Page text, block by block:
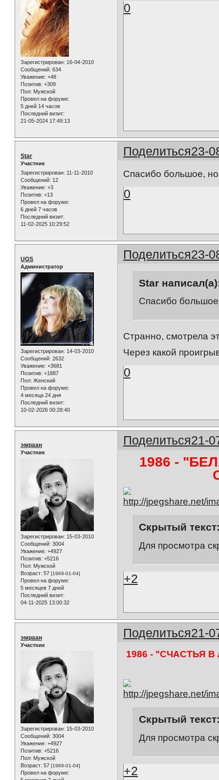
Зарегистрирован: 16-04-2010
Сообщений: 634
Уважение: +48
Позитив: +309
Пол: Мужской
Провел на форуме:
5 дней 14 часов
Последний визит:
21-05-2024 17:49:13
0
Поделиться23-
Star
Участник
Зарегистрирован: 11-11-2010
Сообщений: 12
Уважение: +3
Позитив: +13
Провел на форуме:
6 дней 7 часов
Последний визит:
11-02-2025 10:29:52
Спасибо большое, но
0
Поделиться23-
UGS
Администратор
Зарегистрирован: 14-03-2010
Сообщений: 2632
Уважение: +3681
Позитив: +1887
Пол: Женский
Провел на форуме:
4 месяца 24 дня
Последний визит:
10-02-2026 00:28:40
Star
Спасибо
Странно, смотрела
Через какой
0
Поделиться21-
эмраан
Участник
Зарегистрирован: 15-03-2010
Сообщений: 3004
Уважение: +4927
Позитив: +5216
Пол: Мужской
Возраст: 57 [1969-01-04]
Провел на форуме:
5 месяцев 7 дней
Последний визит:
04-11-2025 13:00:32
1986 -
Скрытый
Для просмотра
+2
Поделиться21-
эмраан
Участник
Зарегистрирован: 15-03-2010
Сообщений: 3004
Уважение: +4927
Позитив: +5216
Пол: Мужской
Возраст: 57 [1969-01-04]
Провел на форуме:
1986 - "СЧАСТЬЯ
Скрытый
Для просмотра
+2